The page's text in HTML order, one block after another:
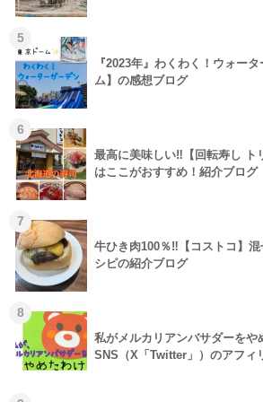
5
『2023年』わくわく！ウォー
ム】の感想ブログ
6
最高に美味しい‼【回転寿し ト
はここがおすすめ！紹介ブログ
7
牛ひき肉100％‼【コストコ】
シピの紹介ブログ
8
私がメルカリアンバサダーをや
SNS（X「Twitter」）のアフィ